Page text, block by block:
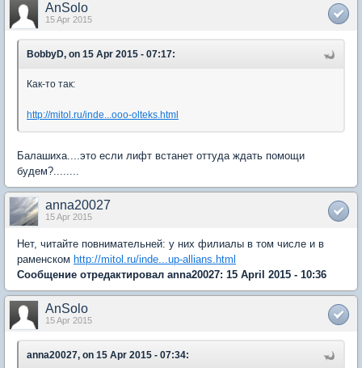
AnSolo
15 Apr 2015
BobbyD, on 15 Apr 2015 - 07:17:
Как-то так:
http://mitol.ru/inde...ooo-olteks.html
Балашиха....это если лифт встанет оттуда ждать помощи
будем?........
anna20027
15 Apr 2015
Нет, читайте повнимательней: у них филиалы в том числе и в
раменском http://mitol.ru/inde...up-allians.html
Сообщение отредактировал anna20027: 15 April 2015 - 10:36
AnSolo
15 Apr 2015
anna20027, on 15 Apr 2015 - 07:34: